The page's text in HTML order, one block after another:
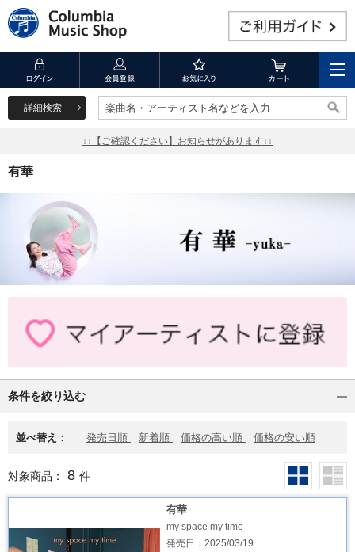
詳細検索 楽曲名・アーティスト名などを入力
楽曲名・アーティスト名などを入力
↓↓【ご確認ください】お知らせがあります↓↓
有華
条件を絞り込む
並べ替え： 発売日順 新着順 価格の高い順 価格の安い順
対象商品： 8 件
有華
my space my time
発売日：2025/03/19